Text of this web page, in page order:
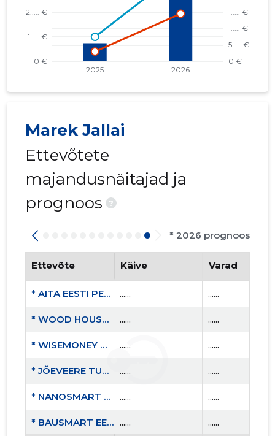
Marek Jallai
Ettevõtete
majandusnäitajad ja
prognoos
?
* 2026 prognoos
Ettevõte Käive Varad
* AITA EESTI PERET MTÜ ...... ......
* WOOD HOUSE OÜ ...... ......
* WISEMONEY OÜ ...... ......
* JÕEVEERE TURISMITALU OÜ ...... ......
* NANOSMART OÜ ...... ......
* BAUSMART EESTI OÜ ...... ......